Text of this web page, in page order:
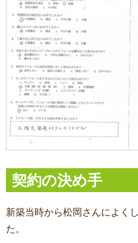
契約の決め手
新築当時から松岡さんによく
た。